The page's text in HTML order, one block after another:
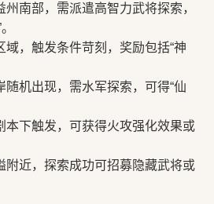
州南部，需派遣高智力武将探索，
域，触发条件苛刻，奖励包括“神
随机出现，需水军探索，可得“仙
本下触发，可获得火攻强化效果或
附近，探索成功可招募隐藏武将或